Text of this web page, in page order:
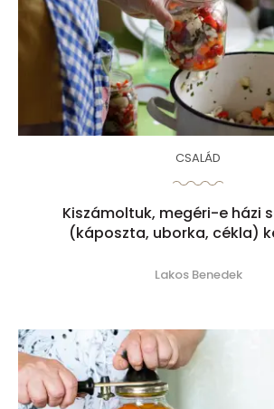
CSALÁD
Kiszámoltuk, megéri-e házi
(káposzta, uborka, cékla)
Lakos Benedek